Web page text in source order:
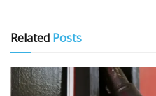
Related Posts